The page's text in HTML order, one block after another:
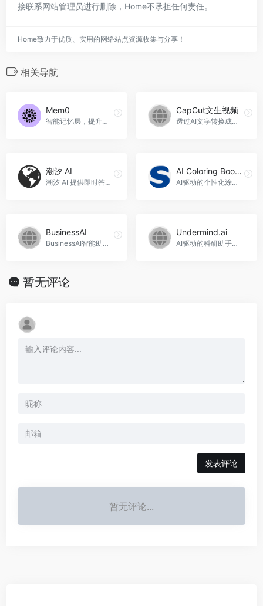
接联系网站管理员进行删除，Home不承担任何责任。
Home致力于优质、实用的网络站点资源收集与分享！
相关导航
Mem0
智能记忆层，提升AI个性化体验，Mem0官网入口网址
CapCut文生视频
透过AI文字转换成出色影片，CapCut文生视频官网入口网址
潮汐 AI
潮汐 AI 提供即时答案和创意灵感。
AI Coloring Book Generator
AI驱动的个性化涂色书生成器
BusinessAI
BusinessAI智能助手是一款创新的在线工具，提供与人工智能的无缝对话体验，可以提供准确的答案、创造性的写作帮助和出色的绘画作品，BusinessAI官网入口网址
Undermind.ai
AI驱动的科研助手，加速复杂学术研究。Undermind.ai官网入口网址
暂无评论
发表评论
暂无评论...